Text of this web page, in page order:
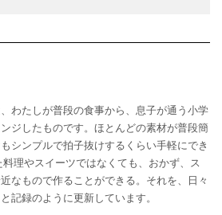
わたしが普段の食事から、息子が通う小学
ジしたものです。ほとんどの素材が普段簡
シンプルで拍子抜けするくらい手軽にでき
理やスイーツではなくても、おかず、ス
なもので作ることができる。それを、日々
記録のように更新しています。